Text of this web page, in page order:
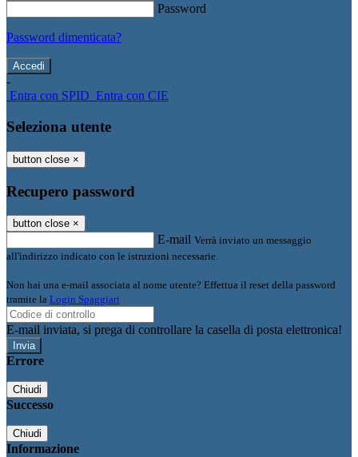
Password
Password dimenticata?
-
Entra con SPID Entra con CIE
Seleziona utente
button close ×
Recupero password
button close ×
E-mail Verrà inviato un messaggio
all'indirizzo indicato con le istruzioni necessarie.
Non hai una e-mail associata al nome utente? Effettua il reset della password
tramite la Login Spaggiari
E-mail inviata, si prega di controllare la casella di posta elettronica!
Errore
Chiudi
Successo
Chiudi
Informazione